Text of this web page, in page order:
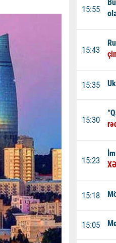
15:55
15:43
15:35
15:30
15:23
15:18
15:05